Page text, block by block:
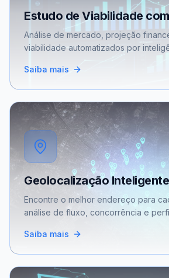
Estudo de Viabilidade
Análise de mercado, projeção
viabilidade automatizados por
Saiba mais
Geolocalização Inteligente
Encontre o melhor endereço para
análise de fluxo, concorrência e
Saiba mais